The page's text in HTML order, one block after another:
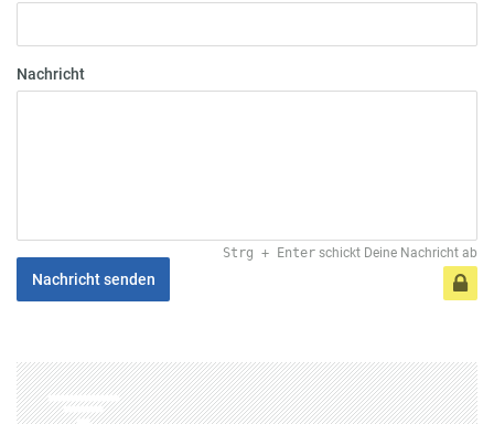
Nachricht
Strg + Enter schickt Deine Nachricht ab
Nachricht senden